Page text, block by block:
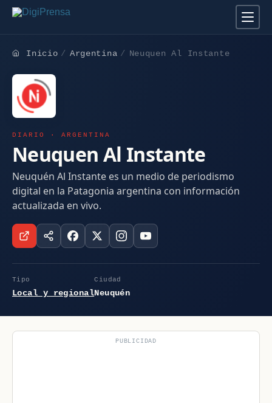
Inicio Argentina Neuquen Al Instante
DIARIO · ARGENTINA
Neuquen Al Instante
Neuquén Al Instante es un medio de periodismo
digital en la Patagonia argentina con información
actualizada en vivo.
Tipo
Local y regional
Ciudad
Neuquén
PUBLICIDAD